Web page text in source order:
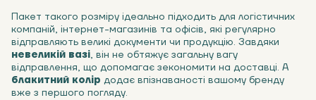
Пакет такого розміру ідеально підходить для логістичних
компаній, інтернет-магазинів та офісів, які регулярно
відправляють великі документи чи продукцію. Завдяки
невеликій вазі, він не обтяжує загальну вагу
відправлення, що допомагає зекономити на доставці. А
блакитний колір додає впізнаваності вашому бренду
вже з першого погляду.